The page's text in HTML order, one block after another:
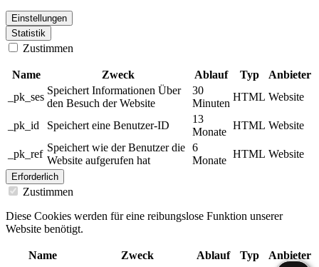
Einstellungen
Statistik
Zustimmen
Name Zweck Ablauf Typ
Anbieter
_pk_ses
Speichert Informationen Über
den Besuch der Website
30
Minuten
HTML Website
_pk_id Speichert eine Benutzer-ID
13
Monate
HTML Website
_pk_ref
Speichert wie der Benutzer die
Website aufgerufen hat
6
Monate
HTML Website
Erforderlich
Zustimmen
Diese Cookies werden für eine reibungslose Funktion unserer
Website benötigt.
Name Zweck Ablauf Typ
Anbieter